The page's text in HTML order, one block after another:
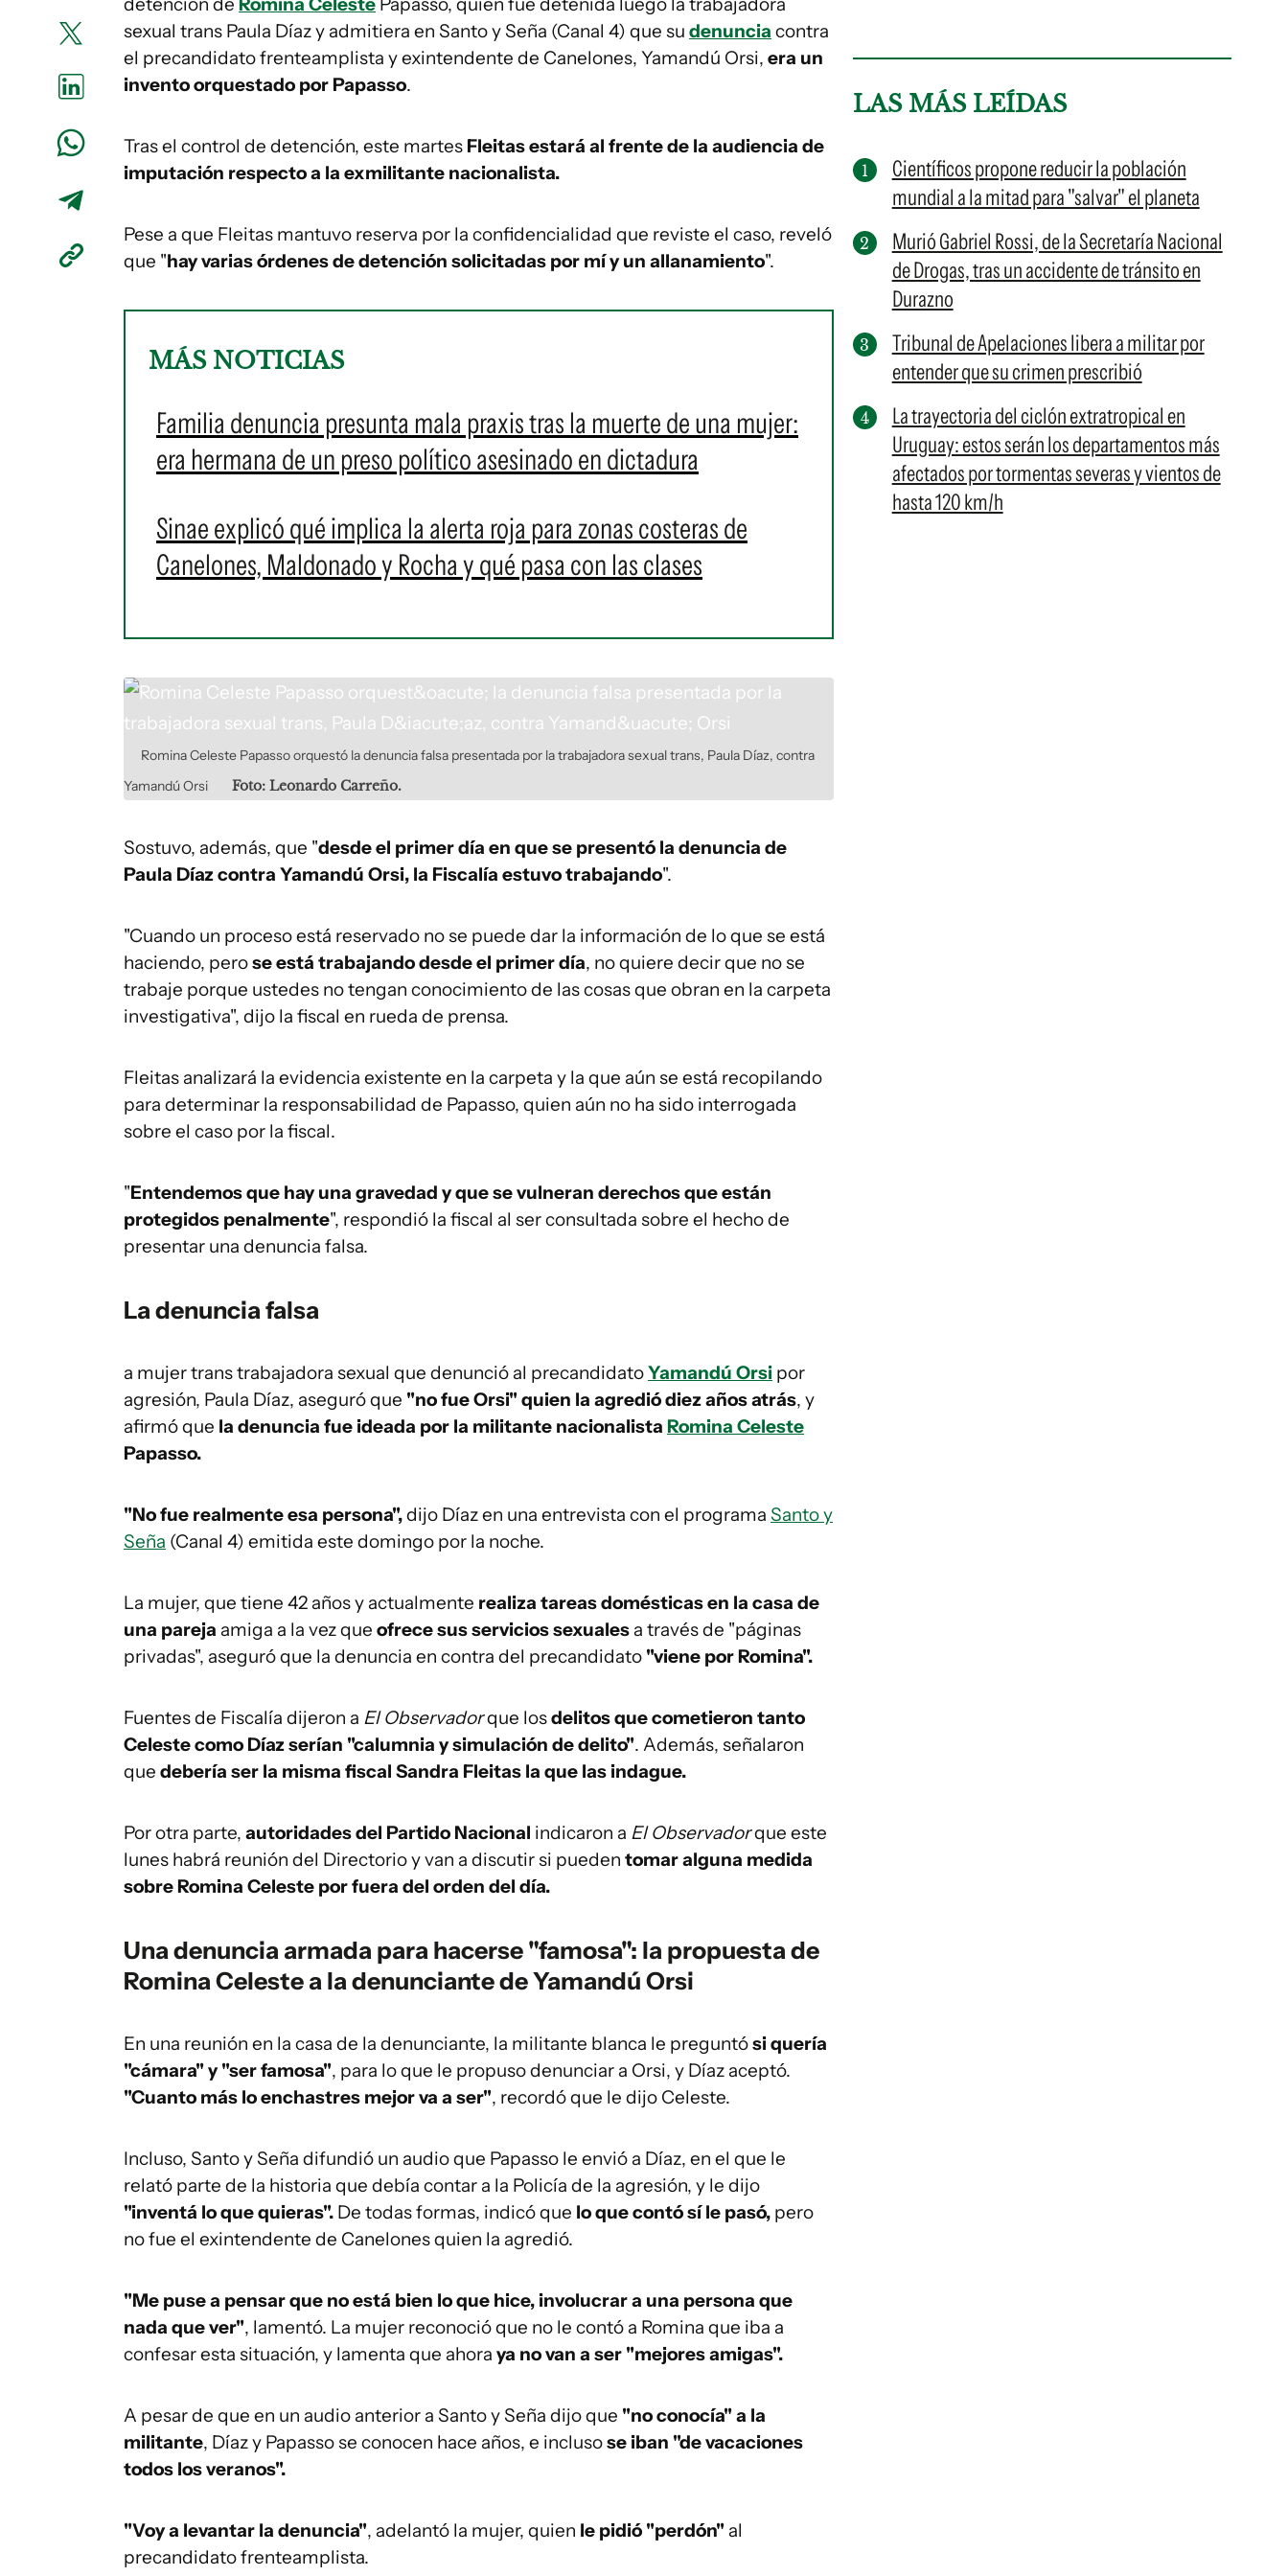
sexual trans Paula Díaz y admitiera en Santo y Seña (Canal 4) que su denuncia contra
el precandidato frenteamplista y exintendente de Canelones, Yamandú Orsi, era un
invento orquestado por Papasso.
Tras el control de detención, este martes Fleitas estará al frente de la audiencia de
imputación respecto a la exmilitante nacionalista.
Pese a que Fleitas mantuvo reserva por la confidencialidad que reviste el caso, reveló
que "hay varias órdenes de detención solicitadas por mí y un allanamiento".
MÁS NOTICIAS
Familia denuncia presunta mala praxis tras la muerte de una mujer:
era hermana de un preso político asesinado en dictadura
Sinae explicó qué implica la alerta roja para zonas costeras de
Canelones, Maldonado y Rocha y qué pasa con las clases
Romina Celeste Papasso orquestó la denuncia falsa presentada por la trabajadora sexual trans, Paula Díaz, contra
Yamandú Orsi
Foto: Leonardo Carreño.
Sostuvo, además, que "desde el primer día en que se presentó la denuncia de
Paula Díaz contra Yamandú Orsi, la Fiscalía estuvo trabajando".
"Cuando un proceso está reservado no se puede dar la información de lo que se está
haciendo, perose está trabajando desde el primer día, no quiere decir que no se
trabaje porque ustedes no tengan conocimiento de las cosas que obran en la carpeta
investigativa", dijo la fiscal en rueda de prensa.
Fleitas analizará la evidencia existente en la carpeta y la que aún se está recopilando
para determinar la responsabilidad de Papasso, quien aún no ha sido interrogada
sobre el caso por la fiscal.
"Entendemos que hay una gravedad y que se vulneran derechos que están
protegidos penalmente", respondió la fiscal al ser consultada sobre el hecho de
presentar una denuncia falsa.
La denuncia falsa
a mujer trans trabajadora sexual que denunció al precandidatoYamandú Orsi por
agresión, Paula Díaz, aseguró que "no fue Orsi" quien la agredió diez años atrás, y
afirmó que la denuncia fue ideada por la militante nacionalista Romina Celeste
Papasso.
"No fue realmente esa persona",dijo Díaz en una entrevista con el programa Santo y
Seña (Canal 4) emitida este domingo por la noche.
La mujer, que tiene 42 años y actualmente realiza tareas domésticas en la casa de
una pareja amiga a la vez que ofrece sus servicios sexuales a través de "páginas
privadas", aseguró que la denuncia en contra del precandidato "viene por Romina".
Fuentes de Fiscalía dijeron a El Observadorque losdelitos que cometieron tanto
Celeste como Díaz serían "calumnia y simulación de delito". Además, señalaron
que debería ser la misma fiscal Sandra Fleitas la que las indague.
Por otra parte, autoridades del Partido Nacional indicaron a El Observadorque este
lunes habrá reunión del Directorio y van a discutir si pueden tomar alguna medida
sobre Romina Celeste por fuera del orden del día.
Una denuncia armada para hacerse "famosa": la propuesta de
Romina Celeste a la denunciante de Yamandú Orsi
En una reunión en la casa de la denunciante, la militante blanca le preguntósi quería
"cámara" y "ser famosa", para lo que le propuso denunciar a Orsi, y Díaz aceptó.
"Cuanto más lo enchastres mejor va a ser", recordó que le dijo Celeste.
Incluso, Santo y Seña difundió un audio que Papasso le envió a Díaz, en el que le
relató parte de la historia que debía contar a la Policía de la agresión, y le dijo
"inventá lo que quieras". De todas formas, indicó que lo que contó sí le pasó, pero
no fue el exintendente de Canelones quien la agredió.
"Me puse a pensar que no está bien lo que hice, involucrar a una persona que
nada que ver", lamentó. La mujer reconoció que no le contó a Romina que iba a
confesar esta situación, y lamenta que ahora ya no van a ser "mejores amigas".
A pesar de que en un audio anterior a Santo y Seña dijo que "no conocía" a la
militante, Díaz y Papasso se conocen hace años, e inclusose iban "de vacaciones
todos los veranos".
"Voy a levantar la denuncia", adelantó la mujer, quien le pidió "perdón" al
precandidato frenteamplista.
LAS MÁS LEÍDAS
Científicos propone reducir la población
mundial a la mitad para "salvar" el planeta
Murió Gabriel Rossi, de la Secretaría Nacional
de Drogas, tras un accidente de tránsito en
Durazno
Tribunal de Apelaciones libera a militar por
entender que su crimen prescribió
La trayectoria del ciclón extratropical en
Uruguay: estos serán los departamentos más
afectados por tormentas severas y vientos de
hasta 120 km/h